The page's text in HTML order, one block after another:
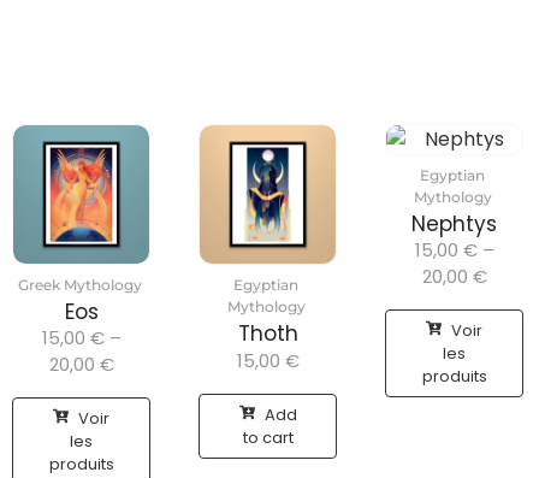
Greek Mythology
Eos
15,00 € –
20,00 €
Voir
les
produits
Egyptian
Mythology
Thoth
15,00 €
Add
to cart
Egyptian
Mythology
Nephtys
15,00 € –
20,00 €
Voir
les
produits